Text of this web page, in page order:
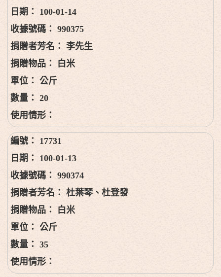
100-01-14
990375
李先生
白米
公斤
20
17731
100-01-13
990374
杜葉琴、杜登發
白米
公斤
35